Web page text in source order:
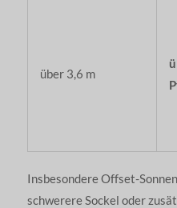
über 3,6 m
Insbesondere Offset-
schwerere Sockel oder